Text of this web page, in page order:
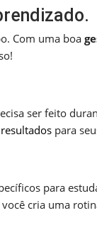
Com uma boa
ser feito
resultados para
para
cria uma